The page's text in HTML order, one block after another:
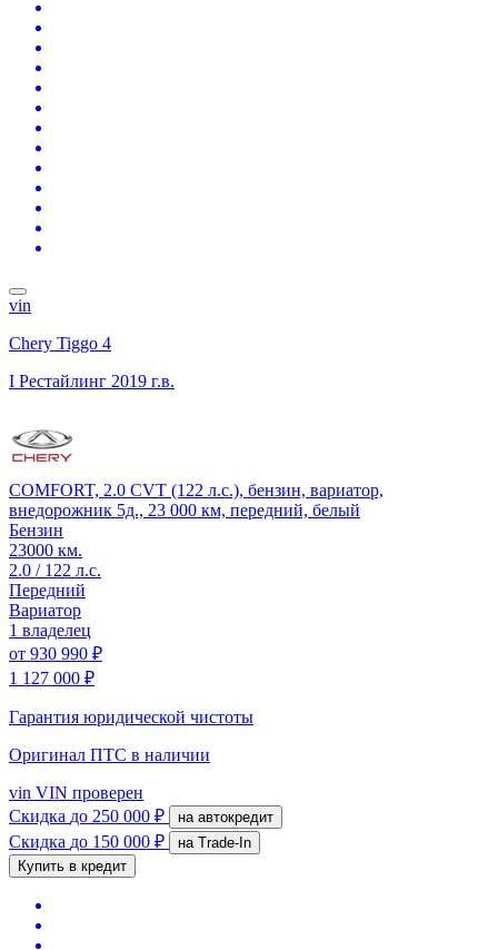
vin
Chery Tiggo 4
I Рестайлинг 2019 г.в.
COMFORT, 2.0 CVT (122 л.с.), бензин, вариатор,
внедорожник 5д., 23 000 км, передний, белый
Бензин
23000 км.
2.0 / 122 л.с.
Передний
Вариатор
1 владелец
от 930 990 ₽
1 127 000 ₽
Гарантия юридической чистоты
Оригинал ПТС в наличии
vin VIN проверен
Скидка до 250 000 ₽ на автокредит
Скидка до 150 000 ₽
на Trade-In
Купить в кредит